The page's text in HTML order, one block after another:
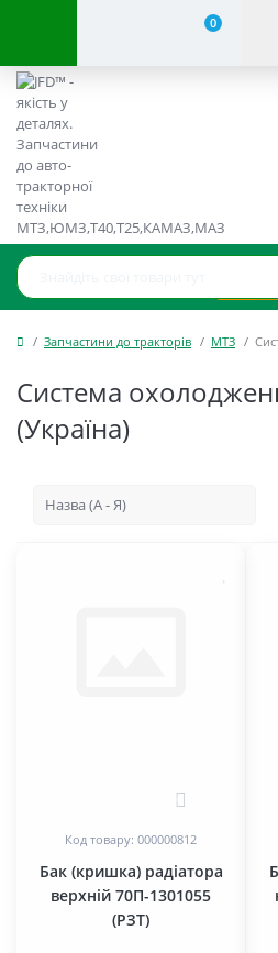
0
Запчастини до тракторів МТЗ
Система
(Україна)
Код товару: 000000812
Бак (кришка) радіатора
верхній 70П-1301055
(РЗТ)